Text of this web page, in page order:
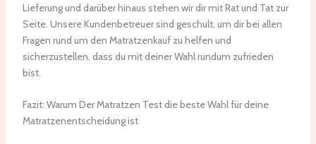
Lieferung und darüber hinaus stehen wir dir mit Rat und Tat zur
Seite. Unsere Kundenbetreuer sind geschult, um dir bei allen
Fragen rund um den Matratzenkauf zu helfen und
sicherzustellen, dass du mit deiner Wahl rundum zufrieden
bist.
Fazit: Warum Der Matratzen Test die beste Wahl für deine
Matratzenentscheidung ist